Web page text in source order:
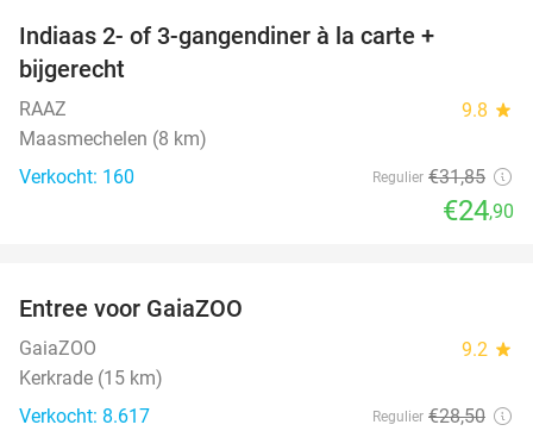
Indiaas 2- of 3-gangendiner à la carte +
bijgerecht
RAAZ 9.8 star
Maasmechelen (8 km)
Verkocht: 160
Regulier €31,85
€24,90
Entree voor GaiaZOO
GaiaZOO 9.2 star
Kerkrade (15 km)
Verkocht: 8.617
Regulier €28,50